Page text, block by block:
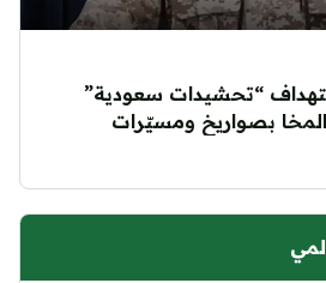
“تحشيدات سعودية”
بصواريخ ومسيّرات